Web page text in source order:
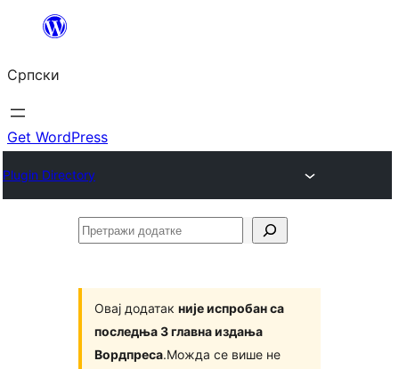
Скочи
садржај
Српски
Get WordPress
Plugin Directory
Претражи
Овај додатак није испробан са
последња 3 главна издања
Вордпреса.Можда се више не